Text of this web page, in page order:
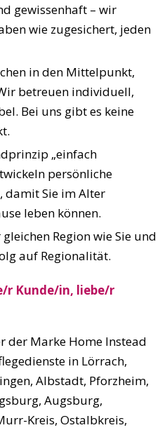
gewissenhaft – wir
wie zugesichert, jeden
in den Mittelpunkt,
betreuen individuell,
Bei uns gibt es keine
„einfach
persönliche
damit Sie im Alter
leben können.
Region wie Sie und
auf Regionalität.
r Kunde/in, liebe/r
der Marke Home Instead
in Lörrach,
Albstadt, Pforzheim,
Augsburg,
Kreis, Ostalbkreis,